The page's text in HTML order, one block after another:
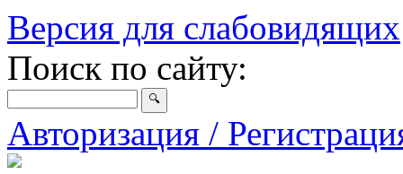
Версия для слабовидящих
Поиск по сайту:
Авторизация /